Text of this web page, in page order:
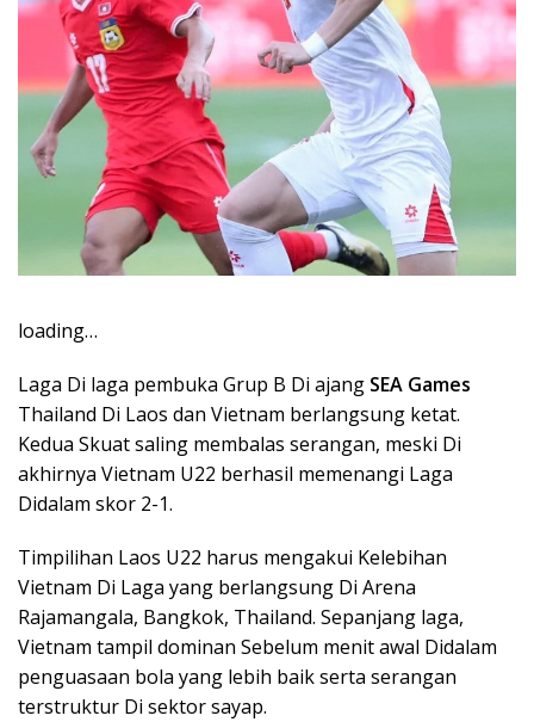
loading…
Laga Di laga pembuka Grup B Di ajang SEA Games
Thailand Di Laos dan Vietnam berlangsung ketat.
Kedua Skuat saling membalas serangan, meski Di
akhirnya Vietnam U22 berhasil memenangi Laga
Didalam skor 2-1.
Timpilihan Laos U22 harus mengakui Kelebihan
Vietnam Di Laga yang berlangsung Di Arena
Rajamangala, Bangkok, Thailand. Sepanjang laga,
Vietnam tampil dominan Sebelum menit awal Didalam
penguasaan bola yang lebih baik serta serangan
terstruktur Di sektor sayap.